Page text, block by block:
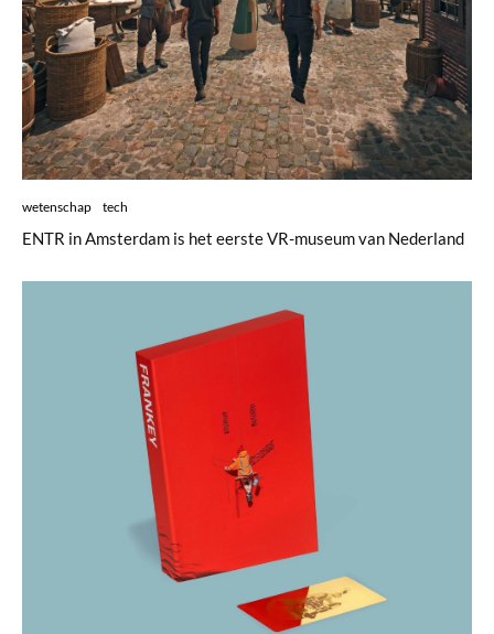
wetenschap tech
ENTR in Amsterdam is het eerste VR-museum van Nederland